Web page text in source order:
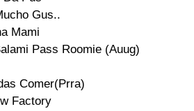
Gus..
Mami
Pass Roomie (Auug)
Comer(Prra)
Factory